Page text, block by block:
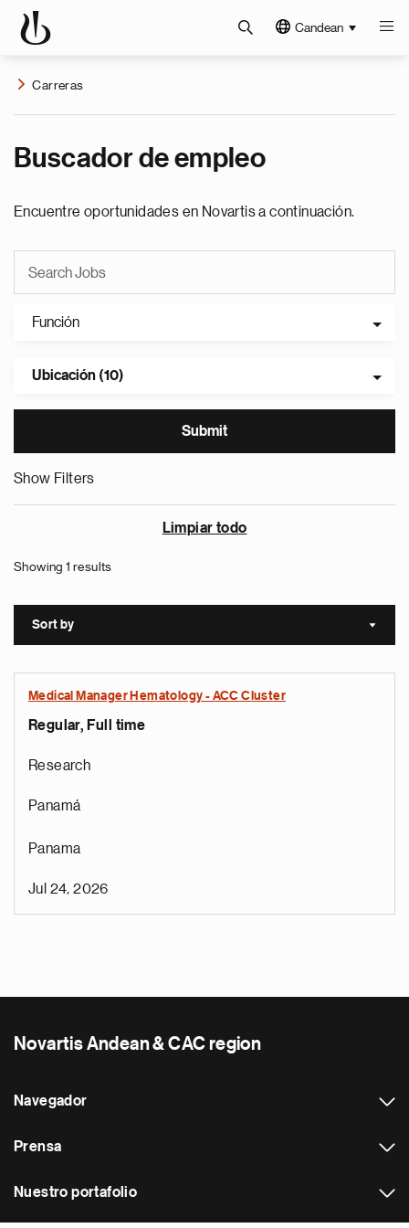
Candean
Carreras
Buscador de empleo
Encuentre oportunidades en Novartis a continuación.
Función
Ubicación (10)
Show Filters
Limpiar todo
Showing 1 results
Sort by Sort
Medical Manager Hematology - ACC Cluster
Regular, Full time
Research
Panamá
Panama
Jul 24, 2026
Novartis Andean & CAC region
Navegador
Prensa
Nuestro portafolio